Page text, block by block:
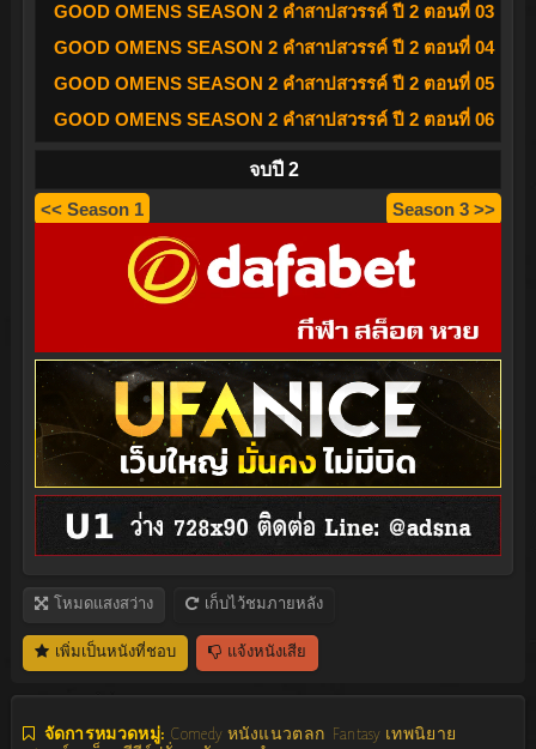
GOOD OMENS SEASON 2 คำสาปสวรรค์ ปี 2 ตอนที่ 03
GOOD OMENS SEASON 2 คำสาปสวรรค์ ปี 2 ตอนที่ 04
GOOD OMENS SEASON 2 คำสาปสวรรค์ ปี 2 ตอนที่ 05
GOOD OMENS SEASON 2 คำสาปสวรรค์ ปี 2 ตอนที่ 06
จบปี 2
<< Season 1
Season 3 >>
โหมดแสงสว่าง เก็บไว้ชมภายหลัง
เพิ่มเป็นหนังที่ชอบ แจ้งหนังเสีย
จัดการหมวดหมู่: Comedy หนังแนวตลก
Fantasy เทพนิยาย